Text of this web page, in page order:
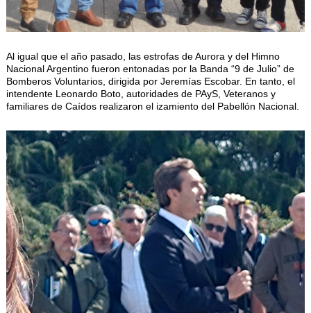
Al igual que el año pasado, las estrofas de Aurora y del Himno
Nacional Argentino fueron entonadas por la Banda “9 de Julio” de
Bomberos Voluntarios, dirigida por Jeremías Escobar. En tanto, el
intendente Leonardo Boto, autoridades de PAyS, Veteranos y
familiares de Caídos realizaron el izamiento del Pabellón Nacional.